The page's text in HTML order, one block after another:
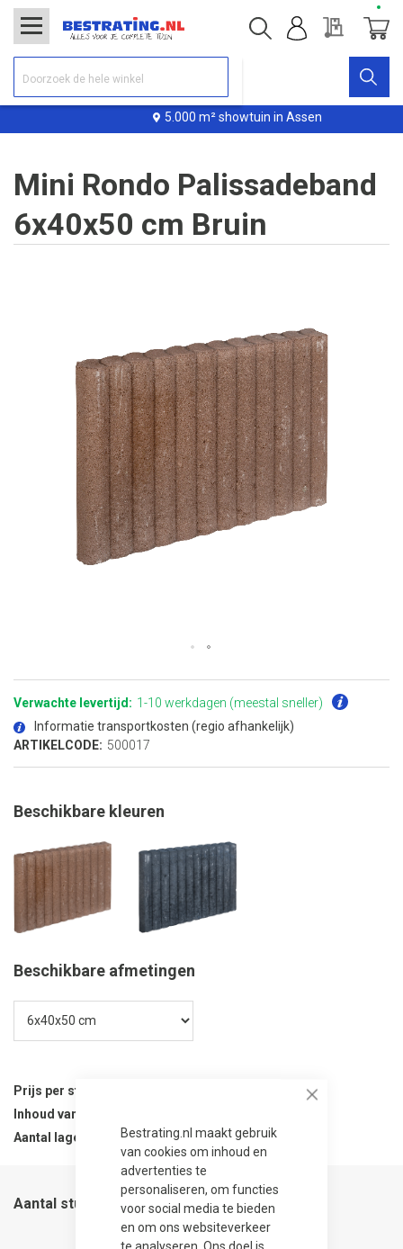
Bestrating.nl maakt gebruik
van cookies om inhoud en
advertenties te
personaliseren, om functies
voor social media te bieden
en om ons websiteverkeer
5.000 m² showtuin in Assen
Offerte
Mini Rondo Palissadeband
6x40x50 cm Bruin
naar
begin
de
afbeeldingen-
Verwachte levertijd: 1-10 werkdagen (meestal sneller)
Informatie transportkosten (regio afhankelijk)
ARTIKELCODE: 500017
Beschikbare kleuren
Beschikbare afmetingen
Prijs per stuk
Inhoud van verpakking
Aantal lagen per verpakking 54
Aantal stuks